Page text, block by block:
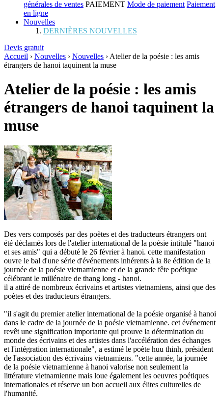
générales de ventes PAIEMENT Mode de paiement Paiement
en ligne
Nouvelles
DERNIÈRES NOUVELLES
Devis gratuit
Accueil › Nouvelles › Nouvelles › Atelier de la poésie : les amis
étrangers de hanoi taquinent la muse
Atelier de la poésie : les amis
étrangers de hanoi taquinent la
muse
Des vers composés par des poètes et des traducteurs étrangers ont
été déclamés lors de l'atelier international de la poésie intitulé "hanoi
et ses amis" qui a débuté le 26 février à hanoi. cette manifestation
ouvre le bal d'une série d'événements inhérents à la 8e édition de la
journée de la poésie vietnamienne et de la grande fête poétique
célébrant le millénaire de thang long - hanoi.
il a attiré de nombreux écrivains et artistes vietnamiens, ainsi que des
poètes et des traducteurs étrangers.
"il s'agit du premier atelier international de la poésie organisé à hanoi
dans le cadre de la journée de la poésie vietnamienne. cet événement
revêt une signification importante qui prouve la détermination du
monde des écrivains et des artistes dans l'accélération des échanges
et l'intégration internationale", a estimé le poète huu thinh, président
de l'association des écrivains vietnamiens. "cette année, la journée
de la poésie vietnamienne à hanoi valorise non seulement la
littérature vietnamienne mais loue également les oeuvres poétiques
internationales et réserve un bon accueil aux élites culturelles de
l'humanité.